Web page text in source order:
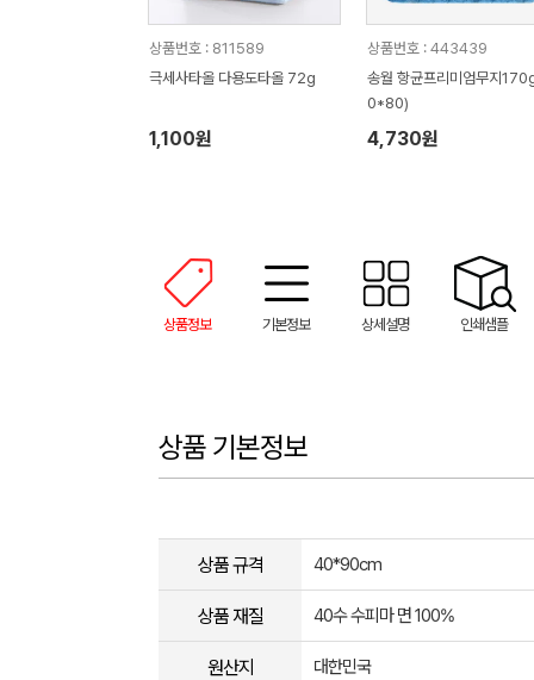
상품번호 : 811589
극세사타올 다용도타올 72g
1,100원
상품번호 : 443439
송월 항균프리미엄무지
0*80)
4,730원
상품정보 기본정보 상세설명 인쇄샘플
상품 기본정보
상품 규격 40*90cm
상품 재질 40수 수피마 면 100%
원산지 대한민국